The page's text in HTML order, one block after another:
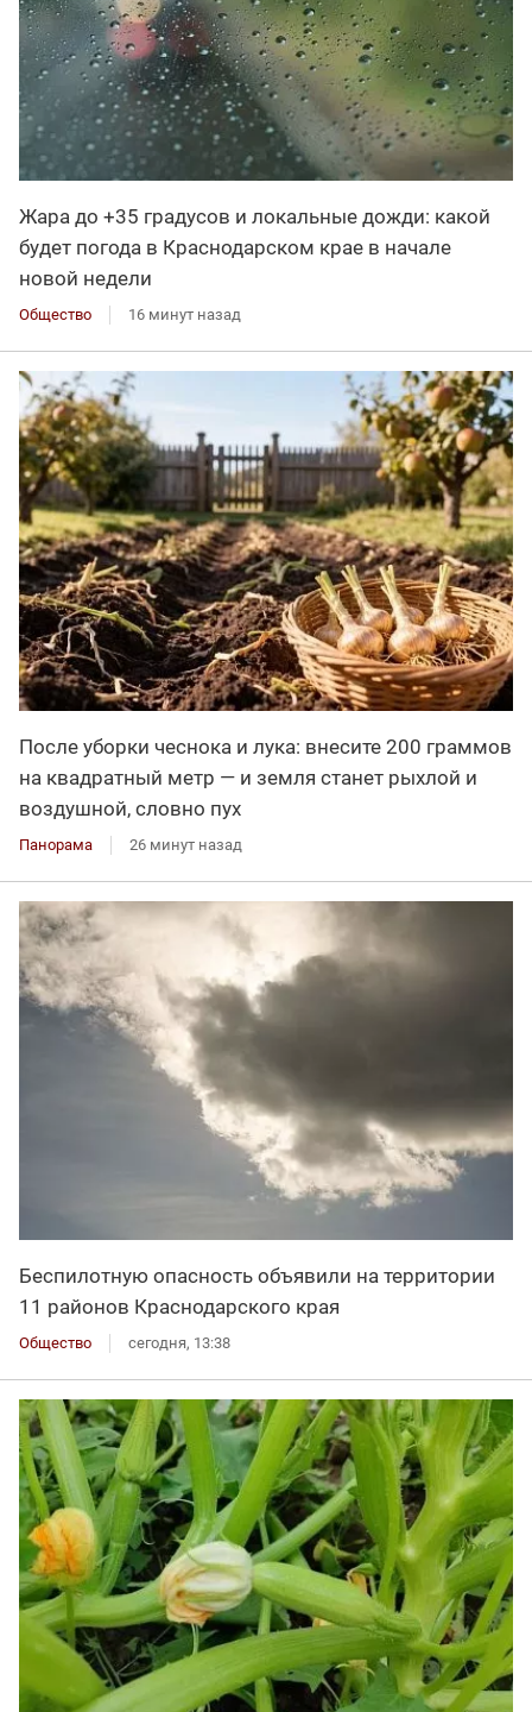
Жара до +35 градусов и локальные дожди: какой
будет погода в Краснодарском крае в начале
новой недели
Общество 16 минут назад
После уборки чеснока и лука: внесите 200 граммов
на квадратный метр — и земля станет рыхлой и
воздушной, словно пух
Панорама 26 минут назад
Беспилотную опасность объявили на территории
11 районов Краснодарского края
Общество сегодня, 13:38